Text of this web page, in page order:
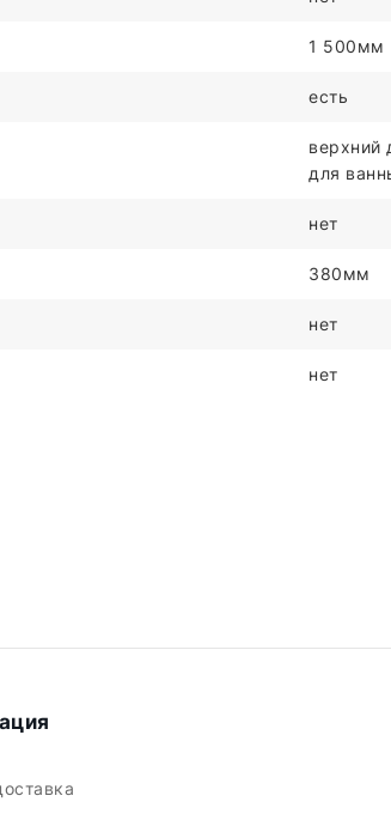
1 500мм
есть
верхний
для
нет
380мм
нет
нет